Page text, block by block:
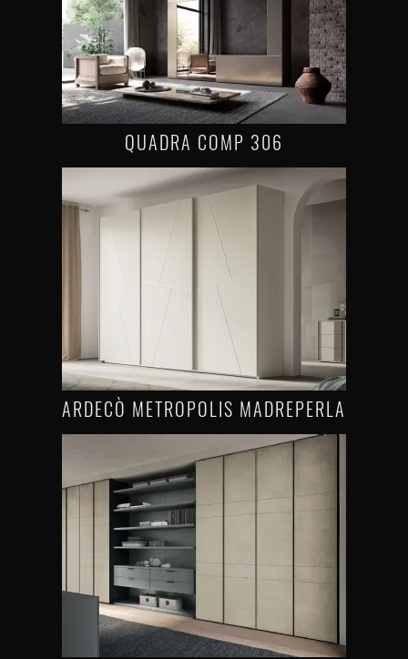
QUADRA COMP 306
ARDECÒ METROPOLIS MADREPERLA